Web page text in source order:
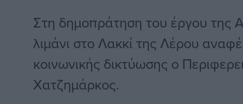
Στη δημοπράτηση του έργου
λιμάνι στο Λακκί της Λέρου
κοινωνικής δικτύωσης ο
Χατζημάρκος.